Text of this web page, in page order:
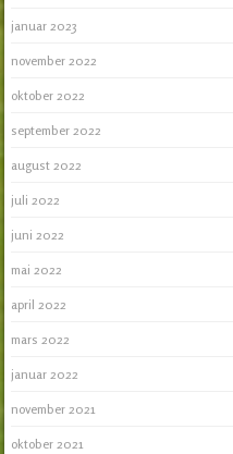
januar 2023
november 2022
oktober 2022
september 2022
august 2022
juli 2022
juni 2022
mai 2022
april 2022
mars 2022
januar 2022
november 2021
oktober 2021